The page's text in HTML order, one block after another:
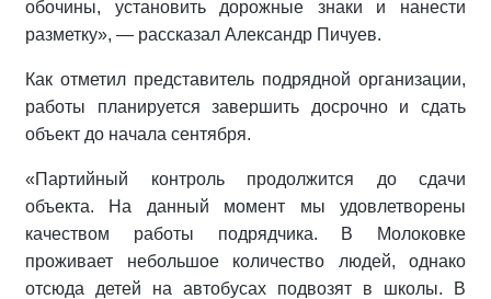
обочины, установить дорожные знаки и нанести
разметку», — рассказал Александр Пичуев.
Как отметил представитель подрядной организации,
работы планируется завершить досрочно и сдать
объект до начала сентября.
«Партийный контроль продолжится до сдачи
объекта. На данный момент мы удовлетворены
качеством работы подрядчика. В Молоковке
проживает небольшое количество людей, однако
отсюда детей на автобусах подвозят в школы. В